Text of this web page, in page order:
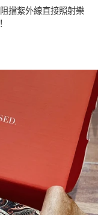
阻擋紫外線直接照射樂